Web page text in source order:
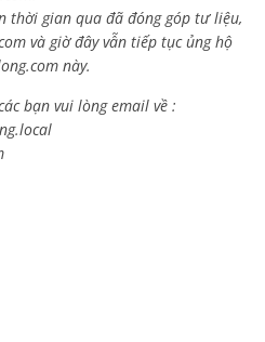
thời gian qua đã đóng góp tư liệu,
và giờ đây vẫn tiếp tục ủng hộ
này.
bạn vui lòng email về :